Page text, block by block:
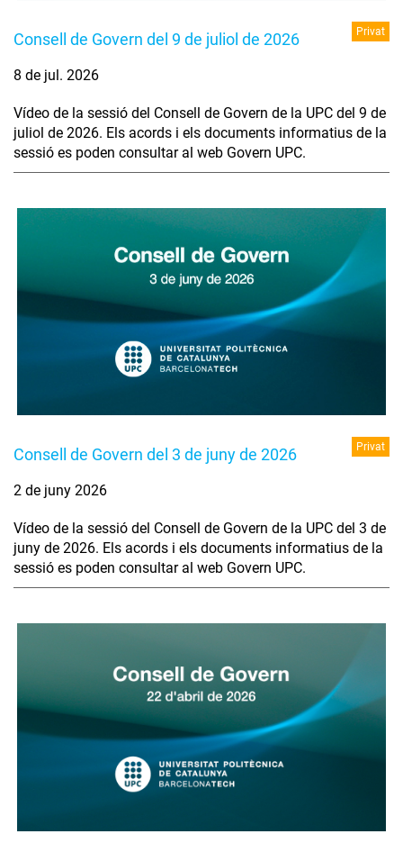
Consell de Govern del 9 de juliol de 2026 Privat
8 de jul. 2026
Vídeo de la sessió del Consell de Govern de la UPC del 9 de
juliol de 2026. Els acords i els documents informatius de la
sessió es poden consultar al web Govern UPC.
Consell de Govern del 3 de juny de 2026 Privat
2 de juny 2026
Vídeo de la sessió del Consell de Govern de la UPC del 3 de
juny de 2026. Els acords i els documents informatius de la
sessió es poden consultar al web Govern UPC.